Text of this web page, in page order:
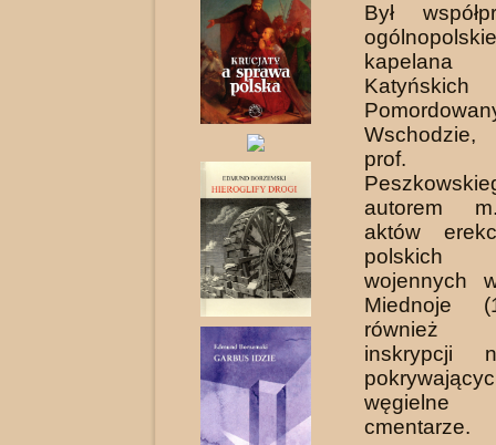
Był
Wschodzie,
prof.
autorem
aktów
polskich
wojennych
Miednoje
również
inskrypcji
cmentarze.